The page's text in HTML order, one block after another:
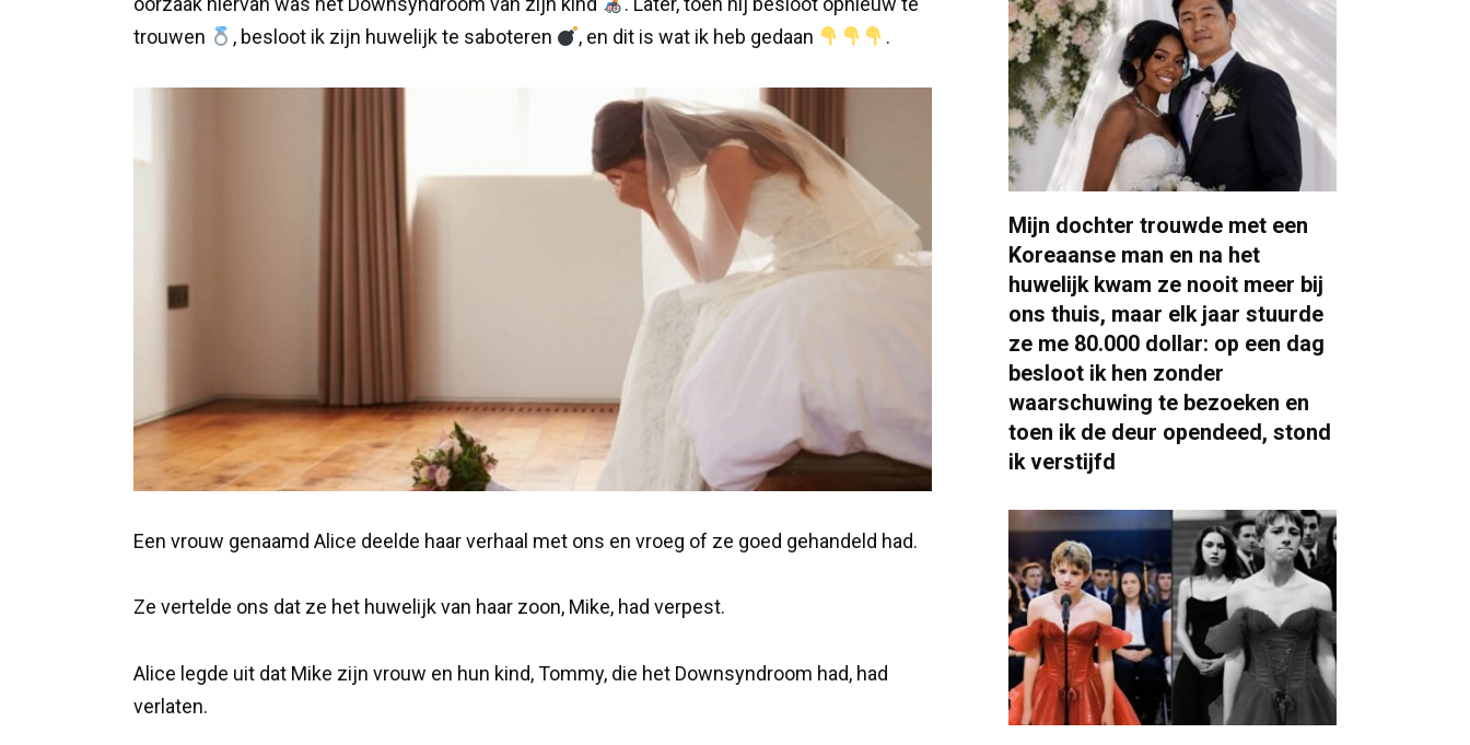
trouwen
, besloot ik zijn huwelijk te saboteren , en dit is wat ik heb gedaan .
Een vrouw genaamd Alice deelde haar verhaal met ons en vroeg of ze goed gehandeld had.
Ze vertelde ons dat ze het huwelijk van haar zoon, Mike, had verpest.
Alice legde uit dat Mike zijn vrouw en hun kind, Tommy, die het Downsyndroom had, had
verlaten.
Mijn dochter trouwde met een
Koreaanse man en na het
huwelijk kwam ze nooit meer bij
ons thuis, maar elk jaar stuurde
ze me 80.000 dollar: op een dag
besloot ik hen zonder
waarschuwing te bezoeken en
toen ik de deur opendeed, stond
ik verstijfd